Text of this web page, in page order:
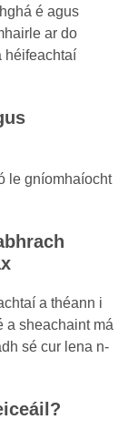
é agus
ar do
héifeachtaí
le gníomhaíocht
a théann i
a sheachaint má
sé cur lena n-